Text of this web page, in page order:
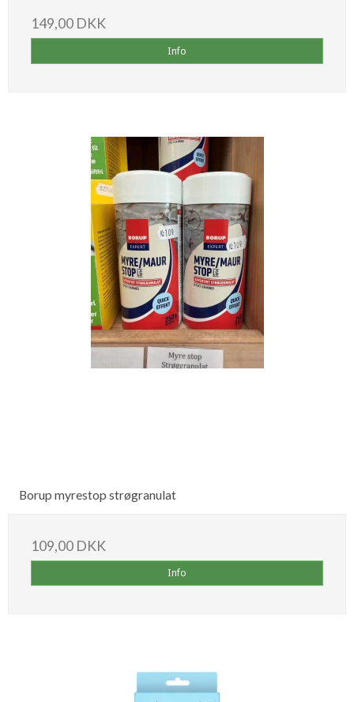
149,00 DKK
Info
Borup myrestop strøgranulat
109,00 DKK
Info